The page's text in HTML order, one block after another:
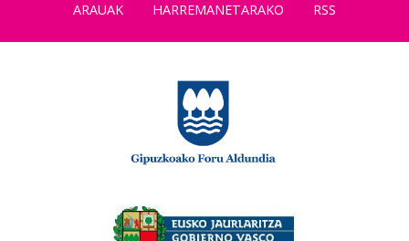
ARAUAK
HARREMANETARAKO RSS